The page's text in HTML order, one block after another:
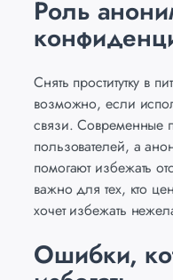
Роль
Снять проститутку в
возможно, если
связи. Современные
пользователей, а
помогают избежать
важно для тех, кто
хочет избежать
Ошибки,
Get Ganpati-
Explore our
Premium
Every piece